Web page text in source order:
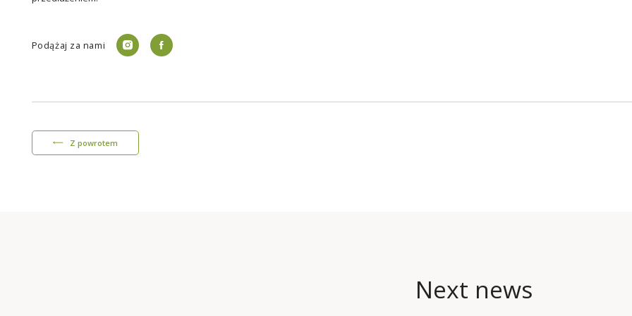
Podążaj za nami
Z powrotem
Next news